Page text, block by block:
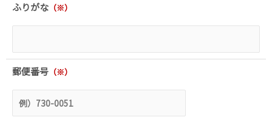
ふりがな​ （※）
郵便番号​​ （※）